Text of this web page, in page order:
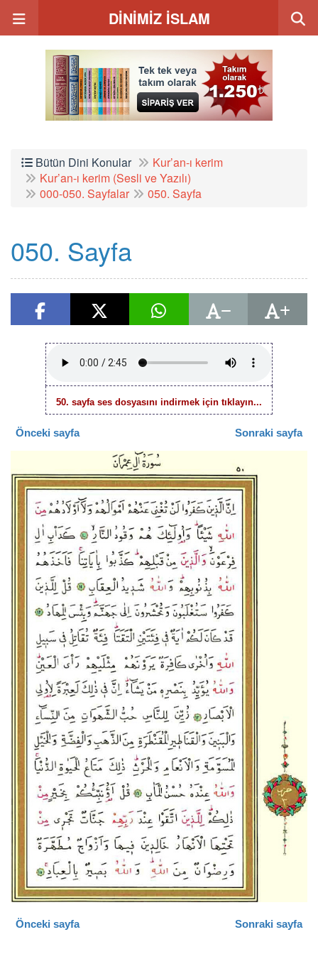
DİNİMİZ İSLAM
Bütün Dini Konular
Kur’an-ı kerim
Kur’an-ı kerim (Sesli ve Yazılı)
000-050. Sayfalar
050. Sayfa
050. Sayfa
50. sayfa ses dosyasını indirmek için tıklayın...
Önceki sayfa Sonraki sayfa
Önceki sayfa Sonraki sayfa